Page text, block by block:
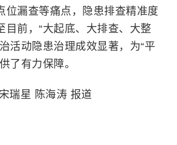
位漏查等痛点，隐患排查精准度
目前，“大起底、大排查、大整
活动隐患治理成效显著，为“平
了有力保障。
瑞星 陈海涛 报道